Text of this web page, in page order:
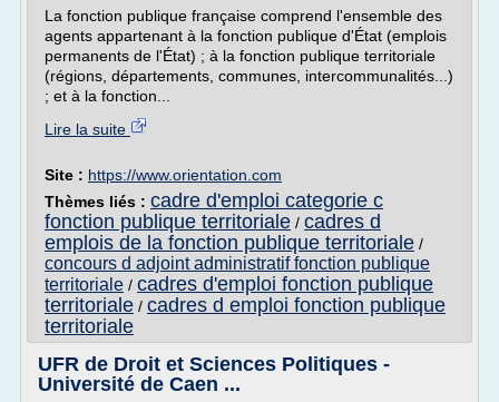
La fonction publique française comprend l'ensemble des
agents appartenant à la fonction publique d'État (emplois
permanents de l'État) ; à la fonction publique territoriale
(régions, départements, communes, intercommunalités...)
; et à la fonction...
Lire la suite
Site : https://www.orientation.com
Thèmes liés : cadre d'emploi categorie c
fonction publique territoriale / cadres d
emplois de la fonction publique territoriale /
concours d adjoint administratif fonction publique
territoriale / cadres d'emploi fonction publique
territoriale / cadres d emploi fonction publique
territoriale
UFR de Droit et Sciences Politiques -
Université de Caen ...